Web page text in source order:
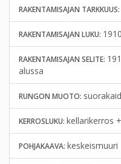
RAKENTAMISAJAN TARKKUUS:
RAKENTAMISAJAN LUKU: 1910
RAKENTAMISAJAN SELITE:
alussa
RUNGON MUOTO:
KERROSLUKU: kellarikerros
POHJAKAAVA: keskeismuuri